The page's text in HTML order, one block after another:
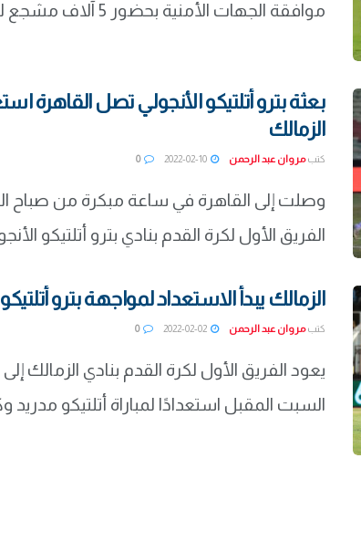
موافقة الجهات الأمنية بحضور 5 آلاف مشجع لمباراة الفريق الأول ...
بعثة بترو أتلتيكو الأنجولي تصل القاهرة
الزمالك
كتب مروان عبد الرحمن 2022-02-10
0
وصلت إلى القاهرة في ساعة مبكرة من صباح
الفريق الأول لكرة القدم بنادي بترو أتلتيكو
الزمالك يبدأ الاستعداد لمواجهة بترو
كتب مروان عبد الرحمن 2022-02-02
0
يعود الفريق الأول لكرة القدم بنادي الزمالك إلى
السبت المقبل استعدادًا لمباراة أتلتيكو مدريد